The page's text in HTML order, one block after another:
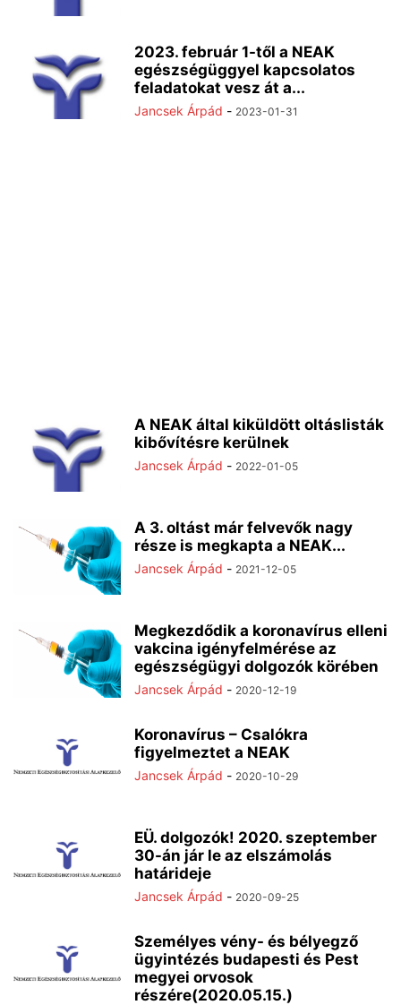
2023. február 1-től a NEAK
egészségüggyel kapcsolatos
feladatokat vesz át a...
Jancsek Árpád - 2023-01-31
A NEAK által kiküldött oltáslisták
kibővítésre kerülnek
Jancsek Árpád - 2022-01-05
A 3. oltást már felvevők nagy
része is megkapta a NEAK...
Jancsek Árpád - 2021-12-05
Megkezdődik a koronavírus elleni
vakcina igényfelmérése az
egészségügyi dolgozók körében
Jancsek Árpád - 2020-12-19
Koronavírus – Csalókra
figyelmeztet a NEAK
Jancsek Árpád - 2020-10-29
EÜ. dolgozók! 2020. szeptember
30-án jár le az elszámolás
határideje
Jancsek Árpád - 2020-09-25
Személyes vény- és bélyegző
ügyintézés budapesti és Pest
megyei orvosok
részére(2020.05.15.)